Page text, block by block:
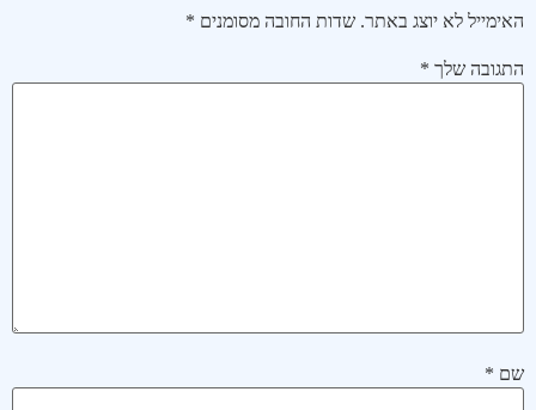
האימייל לא יוצג באתר. שדות החובה מסומנים *
התגובה שלך *
שם *